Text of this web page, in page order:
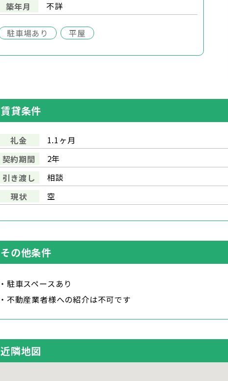
築年月
不詳
駐車場あり 平屋
賃貸条件
礼金
1.1ヶ月
契約期間
2年
引き渡し
相談
現状
空
その他条件
・駐車スペースあり
・不動産業者様への紹介は不可です
近隣地図